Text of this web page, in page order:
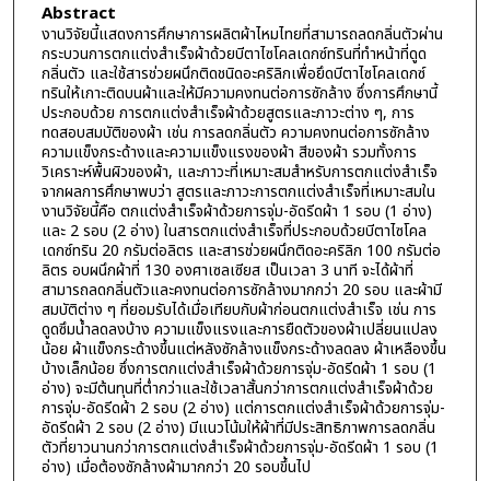
Abstract
งานวิจัยนี้แสดงการศึกษาการผลิตผ้าไหมไทยที่สามารถลดกลิ่นตัวผ่าน
กระบวนการตกแต่งสำเร็จผ้าด้วยบีตาไซโคลเดกซ์ทรินที่ทำหน้าที่ดูด
กลิ่นตัว และใช้สารช่วยผนึกติดชนิดอะคริลิกเพื่อยึดบีตาไซโคลเดกซ์
ทรินให้เกาะติดบนผ้าและให้มีความคงทนต่อการซักล้าง ซึ่งการศึกษานี้
ประกอบด้วย การตกแต่งสำเร็จผ้าด้วยสูตรและภาวะต่าง ๆ, การ
ทดสอบสมบัติของผ้า เช่น การลดกลิ่นตัว ความคงทนต่อการซักล้าง
ความแข็งกระด้างและความแข็งแรงของผ้า สีของผ้า รวมทั้งการ
วิเคราะห์พื้นผิวของผ้า, และภาวะที่เหมาะสมสำหรับการตกแต่งสำเร็จ
จากผลการศึกษาพบว่า สูตรและภาวะการตกแต่งสำเร็จที่เหมาะสมใน
งานวิจัยนี้คือ ตกแต่งสำเร็จผ้าด้วยการจุ่ม-อัดรีดผ้า 1 รอบ (1 อ่าง)
และ 2 รอบ (2 อ่าง) ในสารตกแต่งสำเร็จที่ประกอบด้วยบีตาไซโคล
เดกซ์ทริน 20 กรัมต่อลิตร และสารช่วยผนึกติดอะคริลิก 100 กรัมต่อ
ลิตร อบผนึกผ้าที่ 130 องศาเซลเซียส เป็นเวลา 3 นาที จะได้ผ้าที่
สามารถลดกลิ่นตัวและคงทนต่อการซักล้างมากกว่า 20 รอบ และผ้ามี
สมบัติต่าง ๆ ที่ยอมรับได้เมื่อเทียบกับผ้าก่อนตกแต่งสำเร็จ เช่น การ
ดูดซึมน้ำลดลงบ้าง ความแข็งแรงและการยืดตัวของผ้าเปลี่ยนแปลง
น้อย ผ้าแข็งกระด้างขึ้นแต่หลังซักล้างแข็งกระด้างลดลง ผ้าเหลืองขึ้น
บ้างเล็กน้อย ซึ่งการตกแต่งสำเร็จผ้าด้วยการจุ่ม-อัดรีดผ้า 1 รอบ (1
อ่าง) จะมีต้นทุนที่ต่ำกว่าและใช้เวลาสั้นกว่าการตกแต่งสำเร็จผ้าด้วย
การจุ่ม-อัดรีดผ้า 2 รอบ (2 อ่าง) แต่การตกแต่งสำเร็จผ้าด้วยการจุ่ม-
อัดรีดผ้า 2 รอบ (2 อ่าง) มีแนวโน้มให้ผ้าที่มีประสิทธิภาพการลดกลิ่น
ตัวที่ยาวนานกว่าการตกแต่งสำเร็จผ้าด้วยการจุ่ม-อัดรีดผ้า 1 รอบ (1
อ่าง) เมื่อต้องซักล้างผ้ามากกว่า 20 รอบขึ้นไป